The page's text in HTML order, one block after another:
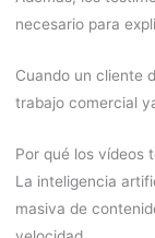
necesario para
Cuando un cliente
trabajo comercial
Por qué los vídeos
La inteligencia
masiva de